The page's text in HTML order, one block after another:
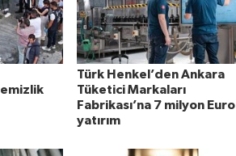
Türk Henkel’den Ankara
Tüketici Markaları
Fabrikası’na 7 milyon Euro
yatırım